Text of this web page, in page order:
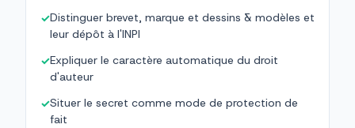
✓Distinguer brevet, marque et dessins & modèles et
leur dépôt à l'INPI
✓Expliquer le caractère automatique du droit
d'auteur
✓Situer le secret comme mode de protection de
fait